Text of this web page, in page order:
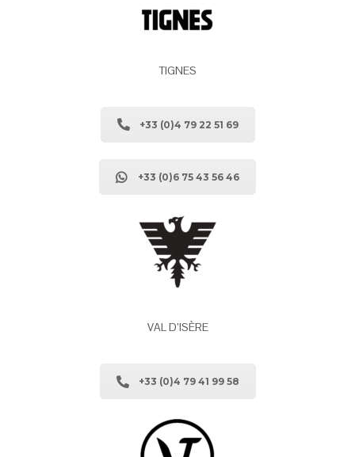
TIGNES
+33 (0)4 79 22 51 69
+33 (0)6 75 43 56 46
VAL D’ISÈRE
+33 (0)4 79 41 99 58